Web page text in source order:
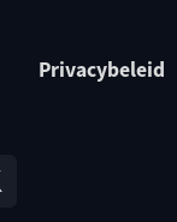
Privacybeleid